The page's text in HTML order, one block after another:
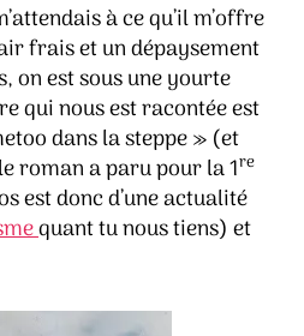
à ce qu’il m’offre
frais et un dépaysement
on est sous une yourte
qui nous est racontée est
dans la steppe » (et
roman a paru pour la 1re
est donc d’une actualité
quant tu nous tiens) et